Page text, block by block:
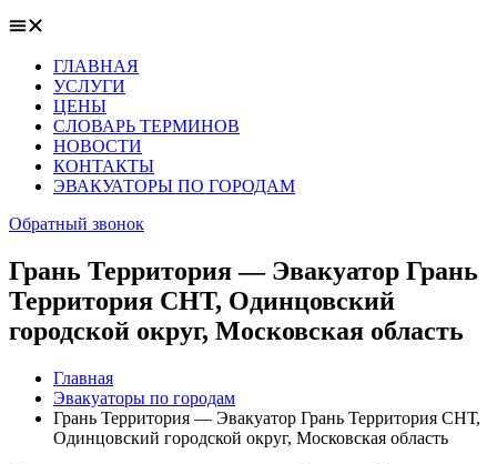
ГЛАВНАЯ
УСЛУГИ
ЦЕНЫ
СЛОВАРЬ ТЕРМИНОВ
НОВОСТИ
КОНТАКТЫ
ЭВАКУАТОРЫ ПО ГОРОДАМ
Обратный звонок
Грань Территория — Эвакуатор Грань
Территория СНТ, Одинцовский
городской округ, Московская область
Главная
Эвакуаторы по городам
Грань Территория — Эвакуатор Грань Территория СНТ,
Одинцовский городской округ, Московская область